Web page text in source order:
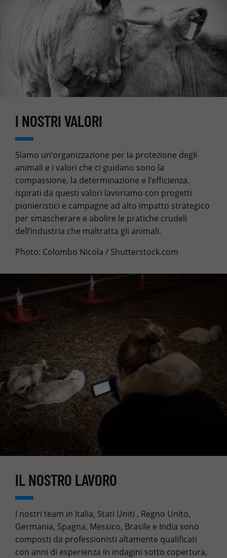
I NOSTRI VALORI
Siamo un’organizzazione per la protezione degli
animali e i valori che ci guidano sono la
compassione, la determinazione e l’efficienza.
Ispirati da questi valori lavoriamo con progetti
pionieristici e campagne ad alto impatto strategico
per smascherare e abolire le pratiche crudeli
dell’industria che maltratta gli animali.
Photo: Colombo Nicola / Shutterstock.com
IL NOSTRO LAVORO
I nostri team in Italia, Stati Uniti , Regno Unito,
Germania, Spagna, Messico, Brasile e India sono
composti da professionisti altamente qualificati
con anni di esperienza in indagini sotto copertura,